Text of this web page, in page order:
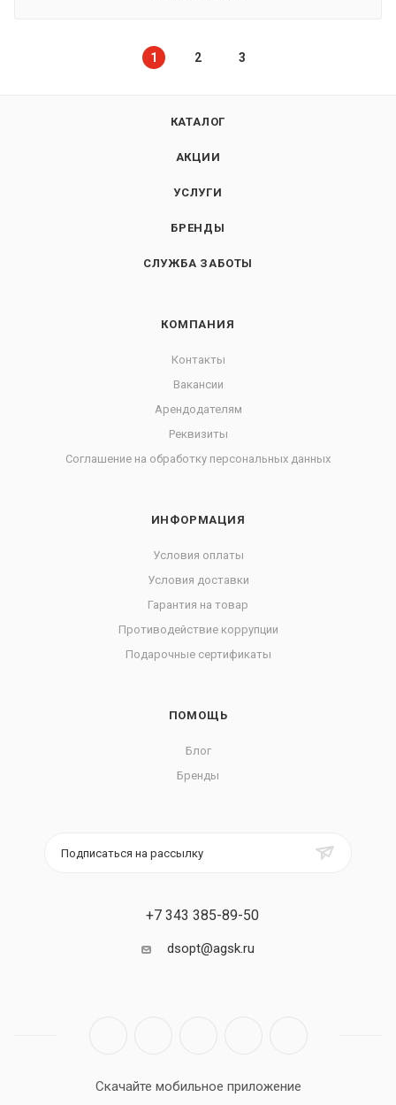
1 2 3
КАТАЛОГ
АКЦИИ
УСЛУГИ
БРЕНДЫ
СЛУЖБА ЗАБОТЫ
КОМПАНИЯ
Контакты
Вакансии
Арендодателям
Реквизиты
Соглашение на обработку персональных данных
ИНФОРМАЦИЯ
Условия оплаты
Условия доставки
Гарантия на товар
Противодействие коррупции
Подарочные сертификаты
ПОМОЩЬ
Блог
Бренды
Подписаться на рассылку
+7 343 385-89-50
dsopt@agsk.ru
Скачайте мобильное приложение